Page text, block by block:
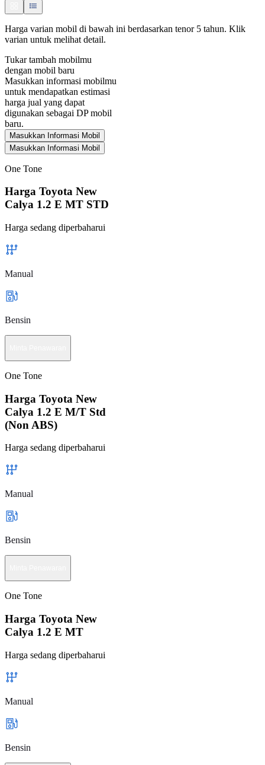
Harga varian mobil di bawah ini berdasarkan tenor 5 tahun. Klik
varian untuk melihat detail.
Tukar tambah mobilmu
dengan mobil baru
Masukkan informasi mobilmu
untuk mendapatkan estimasi
harga jual yang dapat
digunakan sebagai DP mobil
baru.
Masukkan Informasi Mobil
Masukkan Informasi Mobil
One Tone
Harga Toyota New
Calya 1.2 E MT STD
Harga sedang diperbaharui
Manual
Bensin
One Tone
Harga Toyota New
Calya 1.2 E M/T Std
(Non ABS)
Harga sedang diperbaharui
Manual
Bensin
One Tone
Harga Toyota New
Calya 1.2 E MT
Harga sedang diperbaharui
Manual
Bensin